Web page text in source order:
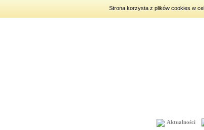
Strona korzysta z plików cookies w
czwartek6 sierpnia
Aktualności